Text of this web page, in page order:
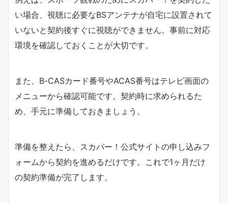
い場合、視聴に必要なBSアンテナが自宅に設置されて
いないと契約後すぐに視聴ができません。事前に対応
環境を確認しておくことが大切です。
また、B-CASカード番号やACAS番号はテレビ画面の
メニューから確認可能です。契約時に求められるた
め、手元に準備しておきましょう。
準備を整えたら、スカパー！公式サイトの申し込みフ
ォームから契約を進めるだけです。これで1ヶ月だけ
の契約準備が完了します。